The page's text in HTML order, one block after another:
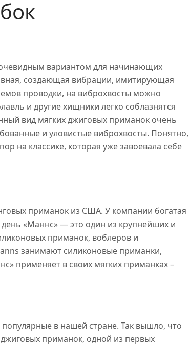
вариантом для начинающих
создающая вибрации, имитирующая
проводки, на виброхвосты можно
и другие хищники легко соблазнятся
вид мягких джиговых приманок очень
и уловистые виброхвосты. Понятно,
на классике, которая уже завоевала себе
приманок из США. У компании богатая
«Маннс» — это один из крупнейших и
приманок, воблеров и
занимают силиконовые приманки,
применяет в своих мягких приманках –
в нашей стране. Так вышло, что
приманок, одной из первых